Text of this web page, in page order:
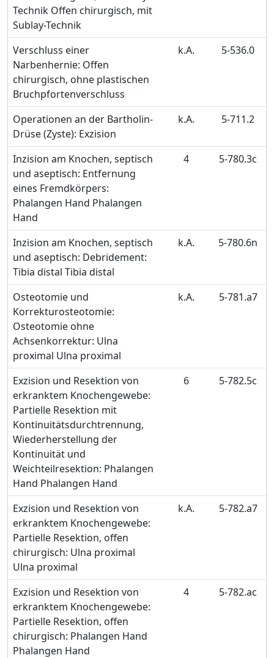
Technik Offen chirurgisch, mit
Sublay-Technik
Verschluss einer
Narbenhernie: Offen
chirurgisch, ohne plastischen
Bruchpfortenverschluss
k.A. 5-536.0
Operationen an der Bartholin-
Drüse (Zyste): Exzision
k.A. 5-711.2
Inzision am Knochen, septisch
und aseptisch: Entfernung
eines Fremdkörpers:
Phalangen Hand Phalangen
Hand
4 5-780.3c
Inzision am Knochen, septisch
und aseptisch: Debridement:
Tibia distal Tibia distal
k.A. 5-780.6n
Osteotomie und
Korrekturosteotomie:
Osteotomie ohne
Achsenkorrektur: Ulna
proximal Ulna proximal
k.A. 5-781.a7
Exzision und Resektion von
erkranktem Knochengewebe:
Partielle Resektion mit
Kontinuitätsdurchtrennung,
Wiederherstellung der
Kontinuität und
Weichteilresektion: Phalangen
Hand Phalangen Hand
6 5-782.5c
Exzision und Resektion von
erkranktem Knochengewebe:
Partielle Resektion, offen
chirurgisch: Ulna proximal
Ulna proximal
k.A. 5-782.a7
Exzision und Resektion von
erkranktem Knochengewebe:
Partielle Resektion, offen
chirurgisch: Phalangen Hand
Phalangen Hand
4 5-782.ac